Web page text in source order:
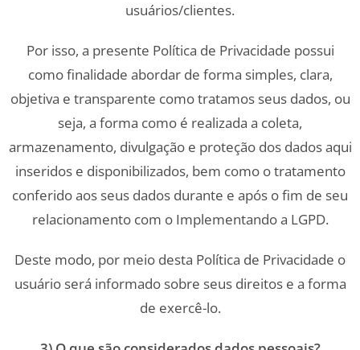
usuários/clientes.
Por isso, a presente Política de Privacidade possui
como finalidade abordar de forma simples, clara,
objetiva e transparente como tratamos seus dados, ou
seja, a forma como é realizada a coleta,
armazenamento, divulgação e proteção dos dados aqui
inseridos e disponibilizados, bem como o tratamento
conferido aos seus dados durante e após o fim de seu
relacionamento com o Implementando a LGPD.
Deste modo, por meio desta Política de Privacidade o
usuário será informado sobre seus direitos e a forma
de exercê-lo.